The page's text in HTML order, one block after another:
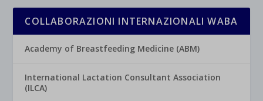
COLLABORAZIONI INTERNAZIONALI WABA
Academy of Breastfeeding Medicine (ABM)
International Lactation Consultant Association
(ILCA)